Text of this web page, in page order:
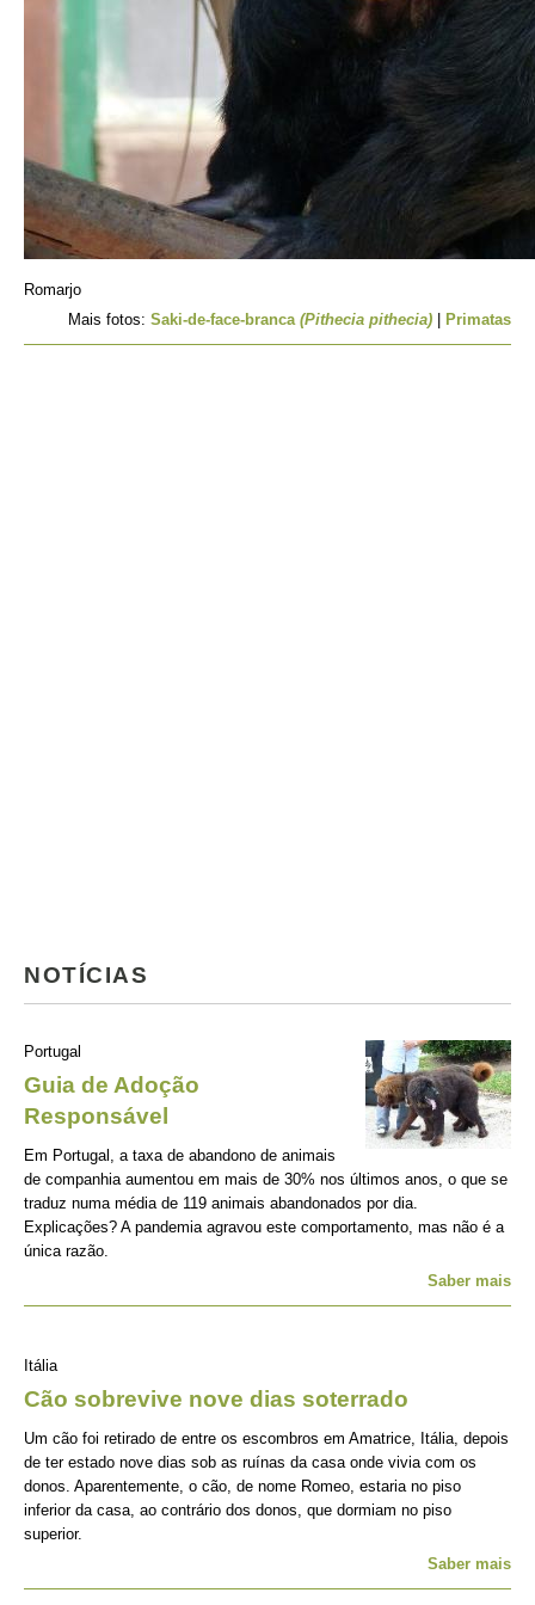
Romarjo
Mais fotos: Saki-de-face-branca (Pithecia pithecia) Primatas
NOTÍCIAS
Portugal
Guia de Adoção
Responsável
Em Portugal, a taxa de abandono de animais
de companhia aumentou em mais de 30% nos últimos anos, o que se
traduz numa média de 119 animais abandonados por dia.
Explicações? A pandemia agravou este comportamento, mas não é a
única razão.
Saber mais
Itália
Cão sobrevive nove dias soterrado
Um cão foi retirado de entre os escombros em Amatrice, Itália, depois
de ter estado nove dias sob as ruínas da casa onde vivia com os
donos. Aparentemente, o cão, de nome Romeo, estaria no piso
inferior da casa, ao contrário dos donos, que dormiam no piso
superior.
Saber mais